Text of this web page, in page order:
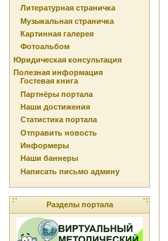
Литературная страничка
Музыкальная страничка
Картинная галерея
Фотоальбом
Юридическая консультация
Полезная информация
Гостевая книга
Партнёры портала
Наши достижения
Статистика портала
Отправить новость
Информеры
Наши баннеры
Написать письмо админу
Разделы портала